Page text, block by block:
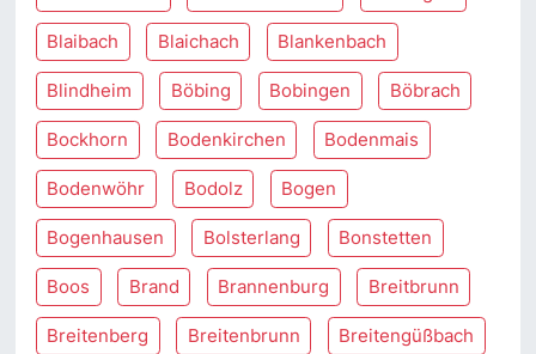
Blaibach Blaichach Blankenbach
Blindheim Böbing Bobingen Böbrach
Bockhorn Bodenkirchen Bodenmais
Bodenwöhr Bodolz Bogen
Bogenhausen Bolsterlang Bonstetten
Boos Brand Brannenburg Breitbrunn
Breitenberg Breitenbrunn Breitengüßbach